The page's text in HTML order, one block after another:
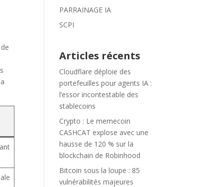
PARRAINAGE IA
SCPI
Articles récents
Cloudflare déploie des
portefeuilles pour agents IA :
l’essor incontestable des
stablecoins
Crypto : Le memecoin
CASHCAT explose avec une
hausse de 120 % sur la
blockchain de Robinhood
Bitcoin sous la loupe : 85
vulnérabilités majeures